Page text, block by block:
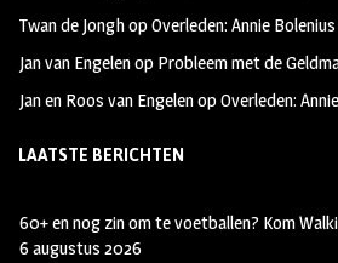
Twan de JonghopOverleden: Annie
Jan van Engelenop Probleem met de
Jan en Roos van EngelenopOverleden:
LAATSTE BERICHTEN
60+ en nog zin om te voetballen? Kom
6 augustus 2026